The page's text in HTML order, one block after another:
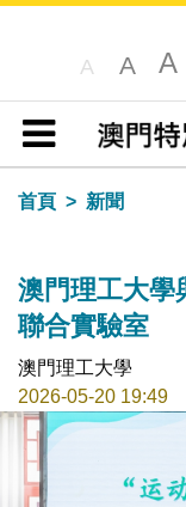
A A A
目錄
首頁
新聞
澳門理工大學
聯合實驗室
澳門理工大學
2026-05-20 19:49